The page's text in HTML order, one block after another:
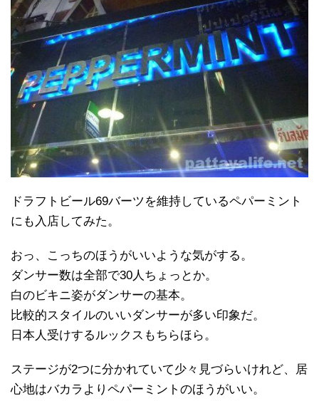
ドラフトビール69バーツを維持しているペパーミント
にも入店してみた。
おっ、こっちのほうがいいような気がする。
ダンサー数は全部で30人ちょっとか。
白のビキニ姿がダンサーの基本。
比較的スタイルのいいダンサーが多い印象だ。
日本人受けするルックスもちらほら。
ステージが2つに分かれていて少々見づらいけれど、居
心地はバカラよりペパーミントのほうがいい。